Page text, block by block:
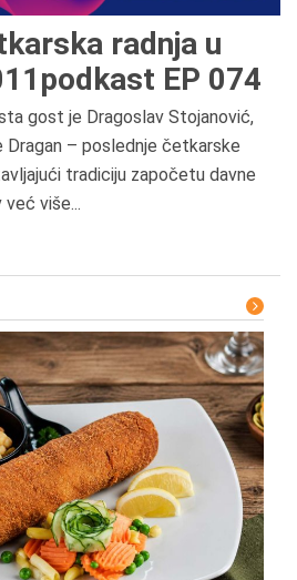
radnja u
EP 074
gost je Dragoslav Stojanović,
Dragan – poslednje četkarske
tradiciju započetu davne
već više...